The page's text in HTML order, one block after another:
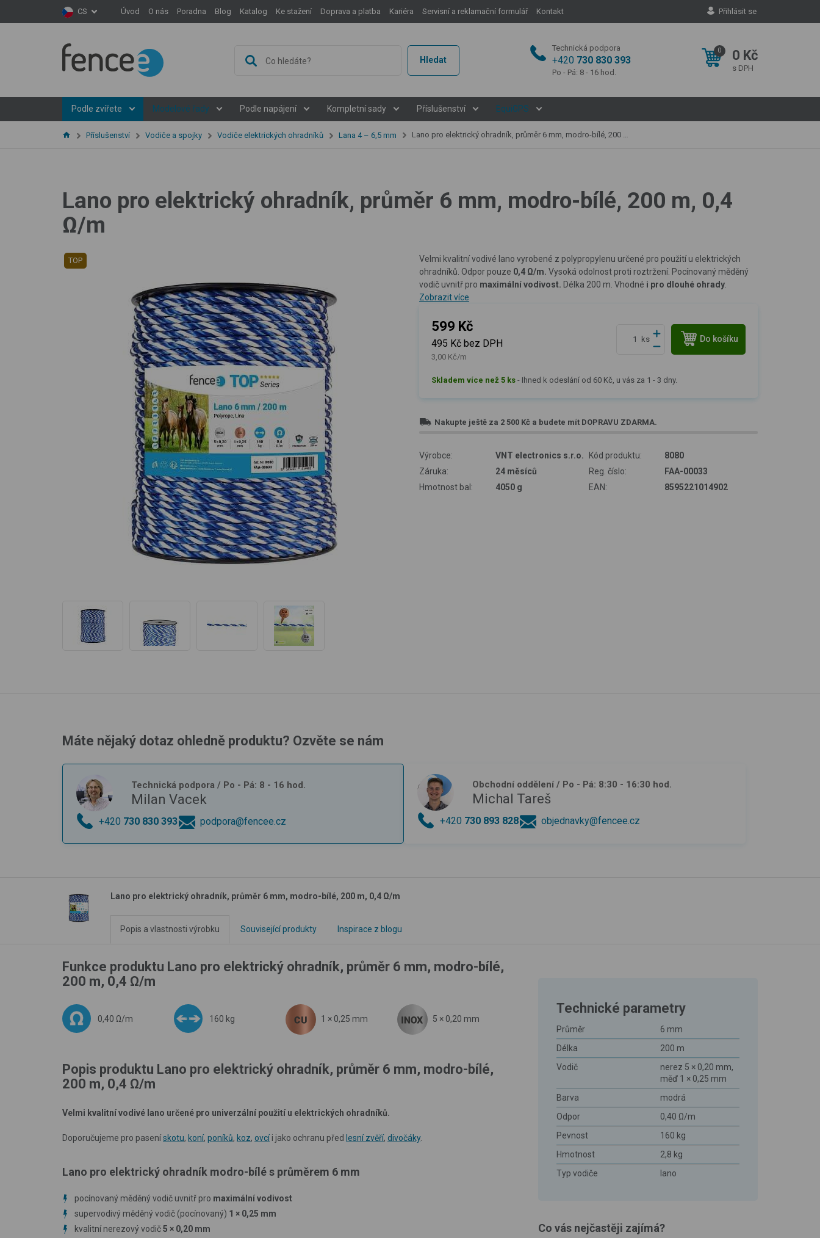
CS Úvod O nás Poradna Blog Katalog Ke stažení Doprava a platba Kariéra Servisní a reklamační formulář Kontakt Přihlásit se
Hledat
Technická podpora
+420 730 830 393
Po - Pá: 8 - 16 hod.
0 0 Kč
s DPH
Podle zvířete Modelové řady Podle napájení Kompletní sady Příslušenství EquiGPS
Příslušenství Vodiče a spojky Vodiče elektrických ohradníků Lana 4 –⁠ 6,5 mm Lano pro elektrický ohradník, průměr 6 mm, modro-bílé, 200 m, 0,4 Ω/m
Lano pro elektrický ohradník, průměr 6 mm, modro-bílé, 200 m, 0,4
Ω/m
TOP
Velmi kvalitní vodivé lano vyrobené z polypropylenu určené pro použití u elektrických
ohradníků. Odpor pouze 0,4 Ω/m. Vysoká odolnost proti roztržení. Pocínovaný měděný
vodič uvnitř pro maximální vodivost. Délka 200 m. Vhodné i pro dlouhé ohrady
Zobrazit více
599 Kč
495 Kč bez DPH
3,00 Kč/m
ks Do košíku
Skladem více než 5 ks - Ihned k odeslání od 60 Kč, u vás za 1 - 3 dny.
Nakupte ještě za 2 500 Kč a budete mít DOPRAVU ZDARMA.
Výrobce: VNT electronics s.r.o. Kód produktu:
8080
Záruka:
24 měsíců Reg. číslo:
FAA-00033
Hmotnost bal:
4050 g EAN: 8595221014902
Máte nějaký dotaz ohledně produktu? Ozvěte se nám
Technická podpora / Po - Pá: 8 - 16 hod.
Milan Vacek
+420 730 830 393 podpora@fencee.cz
Obchodní oddělení / Po - Pá: 8:30 - 16:30 hod.
Michal Tareš
+420 730 893 828 objednavky@fencee.cz
Lano pro elektrický ohradník, průměr 6 mm, modro-bílé, 200 m, 0,4 Ω/m
Popis a vlastnosti výrobku Související produkty Inspirace z blogu
Funkce produktu Lano pro elektrický ohradník, průměr 6 mm, modro-bílé,
200 m, 0,4 Ω/m
0,40 Ω/m 160 kg 1 × 0,25 mm 5 × 0,20 mm
Popis produktu Lano pro elektrický ohradník, průměr 6 mm, modro-bílé,
200 m, 0,4 Ω/m
Velmi kvalitní vodivé lano určené pro univerzální použití u elektrických ohradníků.
Doporučujeme pro pasenískotu, koní, poníků, koz, ovcíi jako ochranu před lesní zvěří, divočáky.
Lano pro elektrický ohradník modro-bílé s průměrem 6 mm
pocínovaný měděný vodič uvnitř pro maximální vodivost
supervodivý měděný vodič (pocínovaný) 1 × 0,25 mm
kvalitní nerezový vodič5 × 0,20 mm
Technické parametry
Průměr
6 mm
Délka
200 m
Vodič
nerez 5 × 0,20 mm,
měď 1 × 0,25 mm
Barva
modrá
Odpor
0,40 Ω/m
Pevnost
160 kg
Hmotnost
2,8 kg
Typ vodiče
lano
Co vás nejčastěji zajímá?